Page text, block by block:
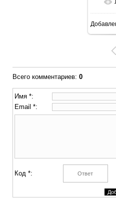
Всего комментариев: 0
Имя *:
Email *:
Код *: